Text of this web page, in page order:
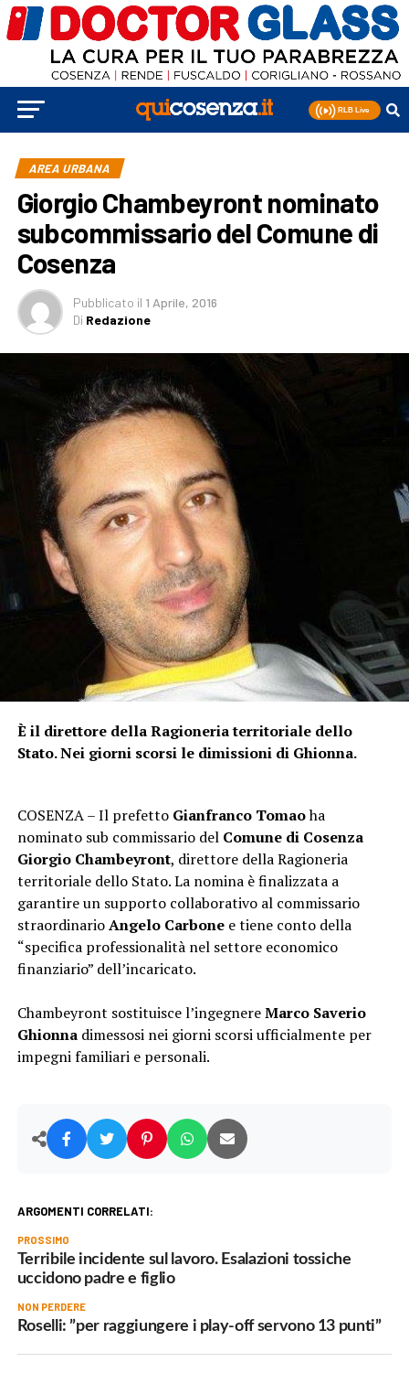
AREA URBANA
Giorgio Chambeyront nominato
subcommissario del Comune di
Cosenza
Pubblicato il 1 Aprile, 2016
Di Redazione
È il direttore della Ragioneria territoriale dello
Stato. Nei giorni scorsi le dimissioni di Ghionna.
COSENZA – Il prefetto Gianfranco Tomaoha
nominato sub commissario del Comune di Cosenza
Giorgio Chambeyront, direttore della Ragioneria
territoriale dello Stato. La nomina è finalizzata a
garantire un supporto collaborativo al commissario
straordinarioAngelo Carbonee tiene conto della
“specifica professionalità nel settore economico
finanziario” dell’incaricato.
Chambeyront sostituisce l’ingegnereMarco Saverio
Ghionnadimessosi nei giorni scorsi ufficialmente per
impegni familiari e personali.
ARGOMENTI CORRELATI:
PROSSIMO
Terribile incidente sul lavoro. Esalazioni tossiche
uccidono padre e figlio
NON PERDERE
Roselli: ”per raggiungere i play-off servono 13 punti”